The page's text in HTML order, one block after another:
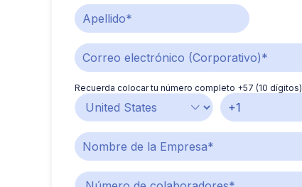
Recuerda colocar tu número completo +57 (10 dígitos)